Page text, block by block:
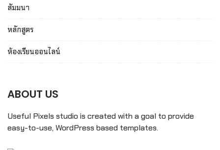
สัมมนา
หลักสูตร
ห้องเรียนออนไลน์
ABOUT US
Useful Pixels studio is created with a goal to provide
easy-to-use, WordPress based templates.